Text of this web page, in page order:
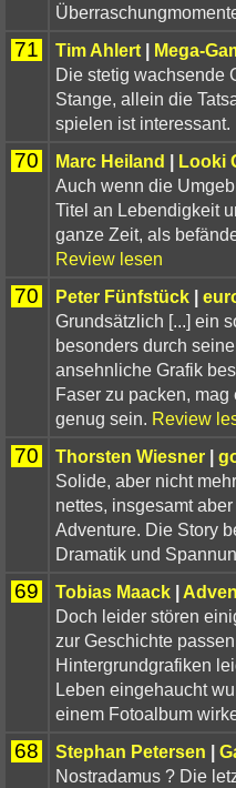
71 Tim Ahlert| Mega-
Die stetig wachsende
Stange, allein die
spielen ist interessant.
70 Marc Heiland | Looki
Auch wenn die
Titel an Lebendigkeit
ganze Zeit, als
Review lesen
70 Peter Fünfstück|
Grundsätzlich [...] ein
besonders durch
ansehnliche Grafik
Faser zu packen,
genug sein. Review
70 Thorsten Wiesner|
Solide, aber nicht
nettes, insgesamt
Adventure. Die Story
Dramatik und
69 Tobias Maack|
Doch leider stören
zur Geschichte
Hintergrundgrafiken
Leben eingehaucht
einem Fotoalbum
68 Stephan Petersen |
Nostradamus ? Die